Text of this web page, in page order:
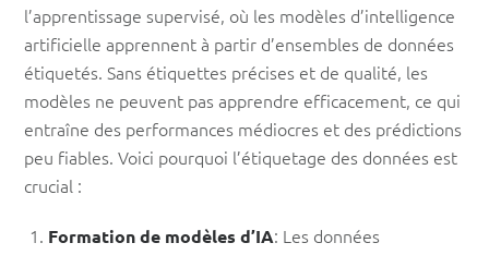
l’apprentissage supervisé, où les modèles d’intelligence
artificielle apprennent à partir d’ensembles de données
étiquetés. Sans étiquettes précises et de qualité, les
modèles ne peuvent pas apprendre efficacement, ce qui
entraîne des performances médiocres et des prédictions
peu fiables. Voici pourquoi l’étiquetage des données est
crucial :
Formation de modèles d’IA: Les données